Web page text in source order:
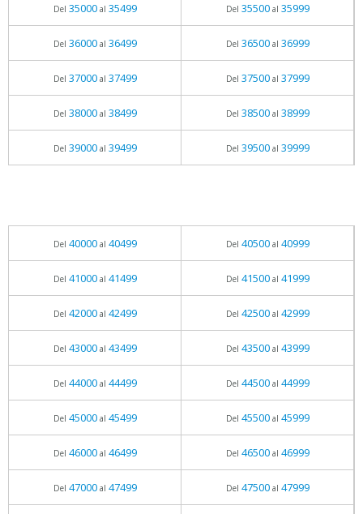
Del 35000al 35499 Del 35500al 35999
Del 36000al 36499 Del 36500al 36999
Del 37000al 37499 Del 37500al 37999
Del 38000al 38499 Del 38500al 38999
Del 39000al 39499 Del 39500al 39999
Del 40000al 40499 Del 40500al 40999
Del 41000al 41499 Del 41500al 41999
Del 42000al 42499 Del 42500al 42999
Del 43000al 43499 Del 43500al 43999
Del 44000al 44499 Del 44500al 44999
Del 45000al 45499 Del 45500al 45999
Del 46000al 46499 Del 46500al 46999
Del 47000al 47499 Del 47500al 47999